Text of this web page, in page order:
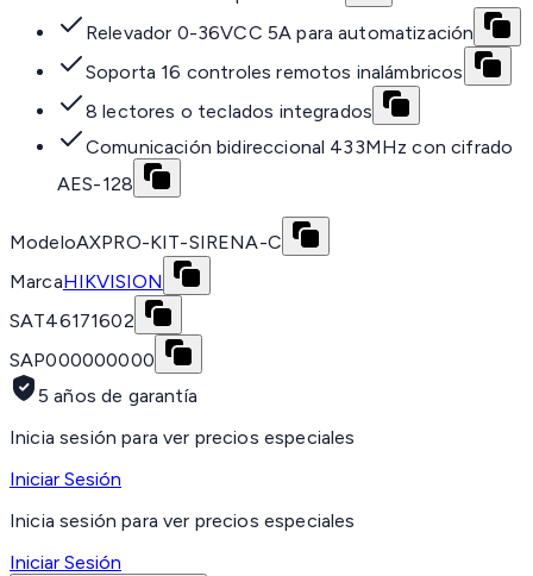
Relevador 0-36VCC 5A para automatización
Soporta 16 controles remotos inalámbricos
8 lectores o teclados integrados
Comunicación bidireccional 433MHz con cifrado
AES-128
ModeloAXPRO-KIT-SIRENA-C
MarcaHIKVISION
SAT46171602
SAP000000000
5 años de garantía
Inicia sesión para ver precios especiales
Iniciar Sesión
Inicia sesión para ver precios especiales
Iniciar Sesión